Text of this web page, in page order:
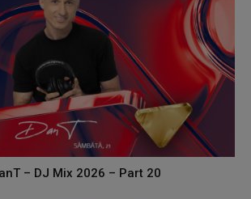
– DJ Mix 2026 – Part 20